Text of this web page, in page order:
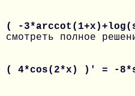
( -
смотреть полное
( 4*cos(2*x) )' = -